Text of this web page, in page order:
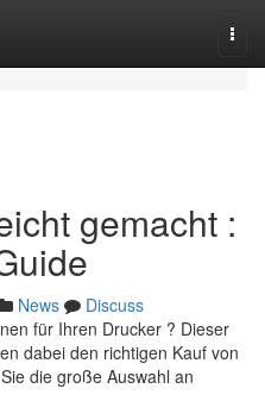
gemacht :
News
Discuss
für Ihren Drucker ? Dieser
dabei den richtigen Kauf von
die große Auswahl an